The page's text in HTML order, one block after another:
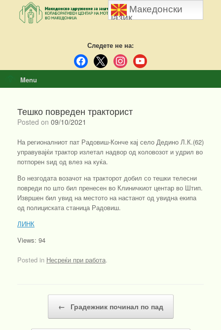
content
Следете не на:
facebook
x instagramyoutube
Menu
Тешко повреден тракторист
Posted on 09/10/2021
На регионалниот пат Радовиш-Конче кај село Дедино Л.К.(62)
управувајќи трактор излетал надвор од коловозот и удрил во
потпорен ѕид од влез на куќа.
Во незгодата возачот на тракторот добил со тешки телесни
повреди по што бил пренесен во Клиничкиот центар во Штип.
Извршен бил увид на местото на настанот од увидна екипа
од полициската станица Радовиш.
ЛИНК
Views: 94
Posted in Несреќи при работа.
← Градежник починал по пад
Македонски
јазик